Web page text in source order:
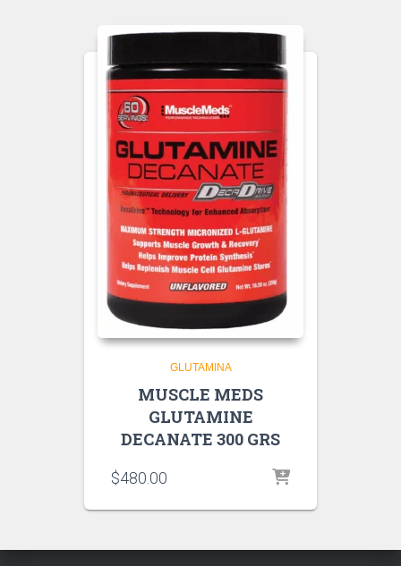
GLUTAMINA
MUSCLE MEDS
GLUTAMINE
DECANATE 300 GRS
$480.00